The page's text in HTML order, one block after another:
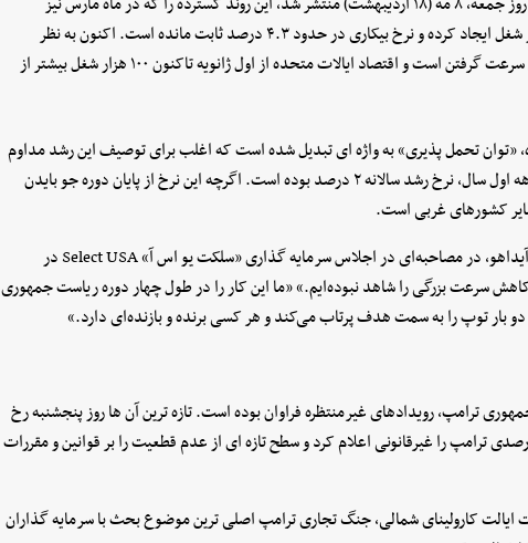
مشخص بود، تأیید کرد: اقتصاد ۱۱۵ هزار شغل ایجاد کرده و نرخ بیکاری در حدود ۴.۳ درصد ثابت مانده است. اکنون به نظر
می‌رسد که روند بهبود اقتصادی در حال سرعت گرفتن است و اقتصاد ایالات متحده از اول ژانویه تاکنون ۱۰۰ هزار شغل بیشتر از
«توان تحمل پذیری» به واژه ای تبدیل شده است که اغلب برای توصیف این رشد مداوم
استفاده می ‌شود، به طوری که در سه ماهه اول سال، نرخ رشد سالانه ۲ درصد بوده است. اگرچه این نرخ از پایان دوره جو بایدن
کشورهای غربی است.
کلی آنتون، نماینده جمهوریخواه ایالت آیداهو، در مصاحبه‌ای در اجلاس سرمایه گذاری «سلکت یو اس آ» Select USA در
سرعت بزرگی را شاهد نبوده‌ایم.» «ما این کار را در طول چهار دوره ریاست جمهوری
بار توپ را به سمت هدف پرتاب می‌کند و هر کسی برنده و بازنده‌ای دارد.»
ترامپ، رویدادهای غیرمنتظره فراوان بوده است. تازه ترین آن ها روز پنجشنبه رخ
هنگامی که قاضی فدرال تعرفه ۱۰ درصدی ترامپ را غیرقانونی اعلام کرد و سطح تازه ای از عدم قطعیت را بر قوانین و مقررات
ایالت کارولینای شمالی، جنگ تجاری ترامپ اصلی ترین موضوع بحث با سرمایه گذاران